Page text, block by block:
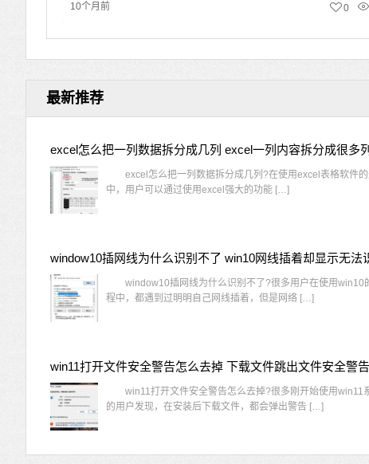
10个月前 0
最新推荐
excel怎么把一列数据拆分成几列 excel一列内容拆分成很多列
excel怎么把一列数据拆分成几列?在使用excel表格软件的
中，用户可以通过使用excel强大的功能 […]
window10插网线为什么识别不了?很多用户在使用win10
程中，都遇到过明明自己网线插着，但是网络 […]
win11打开文件安全警告怎么去掉 下载文件跳出文件安全警告
win11打开文件安全警告怎么去掉?很多刚开始使用win11
的用户发现，在安装后下载文件，都会弹出警告 […]